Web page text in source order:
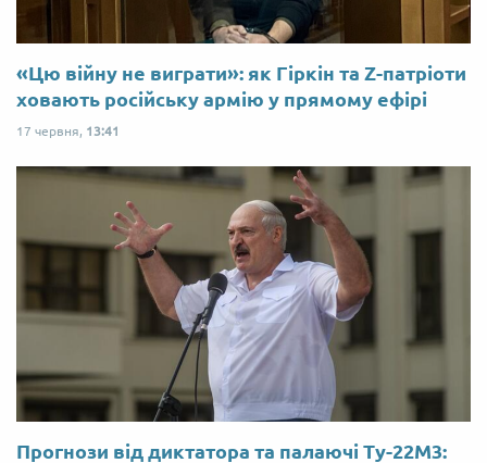
«Цю війну не виграти»: як Гіркін та Z-патріоти
ховають російську армію у прямому ефірі
17 червня, 13:41
Прогнози від диктатора та палаючі Ту-22М3: